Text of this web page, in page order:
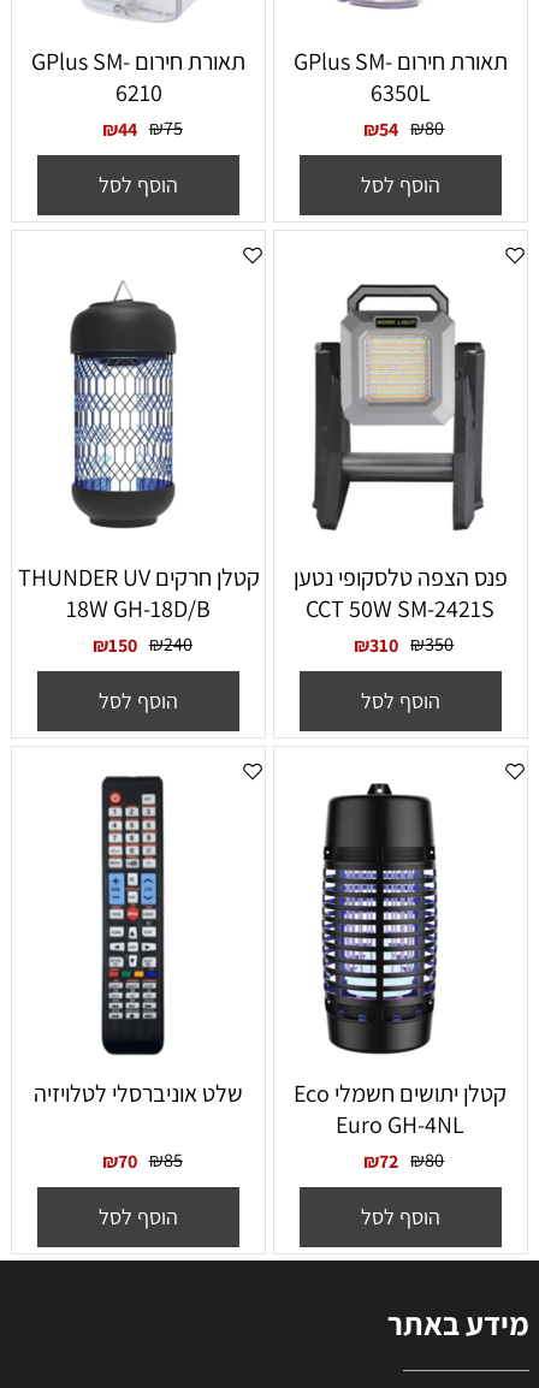
תאורת חירום GPlus SM-
6350L
₪80
₪54
הוסף לסל
תאורת חירום GPlus SM-
6210
₪75
₪44
הוסף לסל
פנס הצפה טלסקופי נטען
CCT 50W SM-2421S
₪350
₪310
הוסף לסל
קטלן חרקים THUNDER UV
18W GH-18D/B
₪240
₪150
הוסף לסל
‏קטלן יתושים חשמלי Eco
Euro GH-4NL
₪80
₪72
הוסף לסל
שלט אוניברסלי לטלויזיה
₪85
₪70
הוסף לסל
מידע באתר